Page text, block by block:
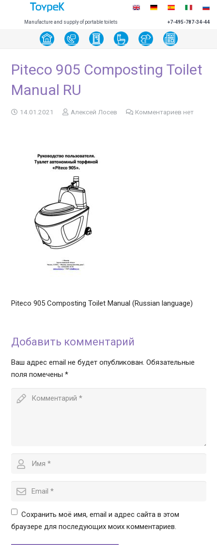
Manufacture and supply of portable toilets +7-495-787-34-44
Piteco 905 Composting Toilet
Manual RU
14.01.2021 Алексей Лосев Комментариев нет
Piteco 905 Composting Toilet Manual (Russian language)
Добавить комментарий
Ваш адрес email не будет опубликован. Обязательные
поля помечены *
Сохранить моё имя, email и адрес сайта в этом
браузере для последующих моих комментариев.